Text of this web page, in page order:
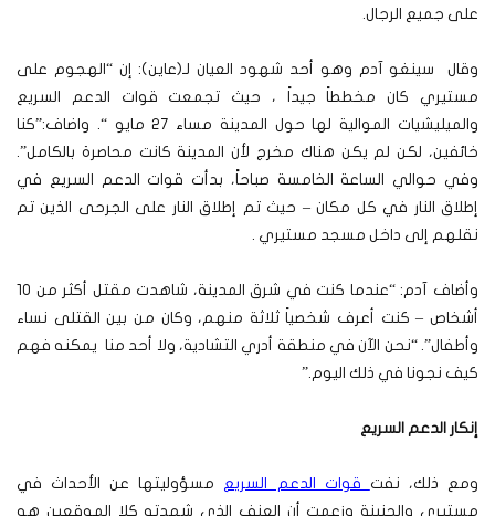
على جميع الرجال.
وقال سينغو آدم وهو أحد شهود العيان لـ(عاين): إن “الهجوم على
مستيري كان مخططاً جيداً ، حيث تجمعت قوات الدعم السريع
والميليشيات الموالية لها حول المدينة مساء 27 مايو “. واضاف:”كنا
خائفين، لكن لم يكن هناك مخرج لأن المدينة كانت محاصرة بالكامل”.
وفي حوالي الساعة الخامسة صباحاً، بدأت قوات الدعم السريع في
إطلاق النار في كل مكان – حيث تم إطلاق النار على الجرحى الذين تم
نقلهم إلى داخل مسجد مستيري .
وأضاف آدم: “عندما كنت في شرق المدينة، شاهدت مقتل أكثر من 10
أشخاص – كنت أعرف شخصياً ثلاثة منهم، وكان من بين القتلى نساء
وأطفال”. “نحن الآن في منطقة أدري التشادية، ولا أحد منا يمكنه فهم
كيف نجونا في ذلك اليوم.”
إنكار الدعم السريع
ومع ذلك، نفت قوات الدعم السريع مسؤوليتها عن الأحداث في
مستيري والجنينة وزعمت أن العنف الذي شهدته كلا الموقعين هو